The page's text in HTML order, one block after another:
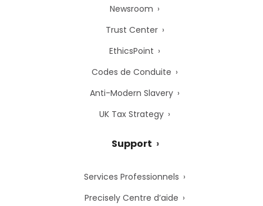
Newsroom
Trust Center
EthicsPoint
Codes de Conduite
Anti-Modern Slavery
UK Tax Strategy
Support
Services Professionnels
Precisely Centre d’aide